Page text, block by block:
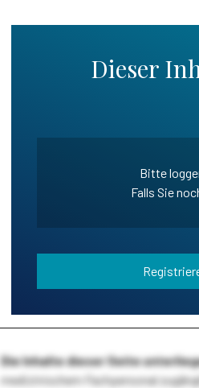
Dieser
Bitte
Falls Sie
Die Inhalte dieser Seite
medizinischem Fachpersonal